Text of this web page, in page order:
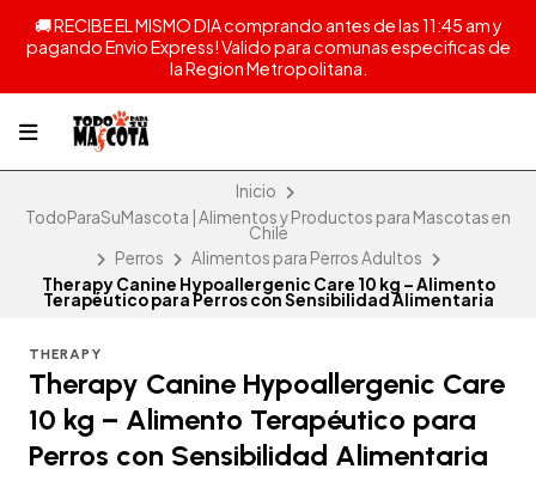
🚚 RECIBE EL MISMO DIA comprando antes de las 11:45 am y
pagando Envio Express! Valido para comunas especificas de
la Region Metropolitana.
Inicio
TodoParaSuMascota | Alimentos y Productos para Mascotas en
Chile
Perros
Alimentos para Perros Adultos
Therapy Canine Hypoallergenic Care 10 kg – Alimento
Terapéutico para Perros con Sensibilidad Alimentaria
THERAPY
Therapy Canine Hypoallergenic Care
10 kg – Alimento Terapéutico para
Perros con Sensibilidad Alimentaria